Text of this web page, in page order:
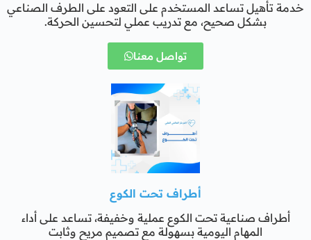
خدمة تأهيل تساعد المستخدم على التعود على الطرف الصناعي
بشكل صحيح، مع تدريب عملي لتحسين الحركة.
تواصل معنا
أطراف تحت الكوع
أطراف صناعية تحت الكوع عملية وخفيفة، تساعد على أداء
المهام اليومية بسهولة مع تصميم مريح وثابت